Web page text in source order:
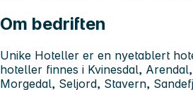
Om bedriften
Unike Hoteller er en nyetablert
hoteller finnes i Kvinesdal,
Morgedal, Seljord, Stavern,